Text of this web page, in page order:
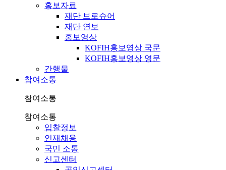
홍보자료
재단 브로슈어
재단 연보
홍보영상
KOFIH홍보영상 국문
KOFIH홍보영상 영문
간행물
참여소통
참여소통
참여소통
입찰정보
인재채용
국민 소통
신고센터